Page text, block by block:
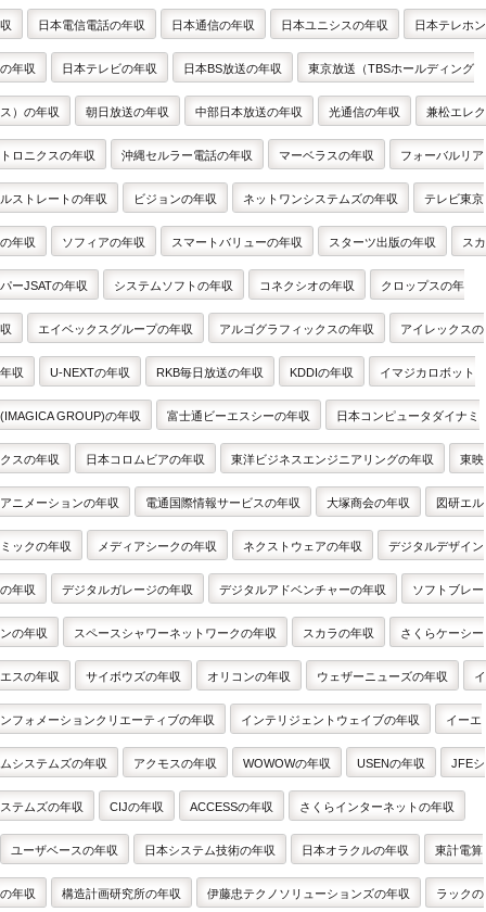
収 日本電信電話の年収 日本通信の年収 日本ユニシスの年収 日本テレホン
の年収 日本テレビの年収 日本BS放送の年収 東京放送（TBSホールディング
ス）の年収 朝日放送の年収 中部日本放送の年収 光通信の年収 兼松エレク
トロニクスの年収 沖縄セルラー電話の年収 マーベラスの年収 フォーバルリア
ルストレートの年収 ビジョンの年収 ネットワンシステムズの年収 テレビ東京
の年収 ソフィアの年収 スマートバリューの年収 スターツ出版の年収 スカ
パーJSATの年収 システムソフトの年収 コネクシオの年収 クロップスの年
収 エイベックスグループの年収 アルゴグラフィックスの年収 アイレックスの
年収 U-NEXTの年収 RKB毎日放送の年収 KDDIの年収 イマジカロボット
(IMAGICA GROUP)の年収 富士通ビーエスシーの年収 日本コンピュータダイナミ
クスの年収 日本コロムビアの年収 東洋ビジネスエンジニアリングの年収 東映
アニメーションの年収 電通国際情報サービスの年収 大塚商会の年収 図研エル
ミックの年収 メディアシークの年収 ネクストウェアの年収 デジタルデザイン
の年収 デジタルガレージの年収 デジタルアドベンチャーの年収 ソフトブレー
ンの年収 スペースシャワーネットワークの年収 スカラの年収 さくらケーシー
エスの年収 サイボウズの年収 オリコンの年収 ウェザーニューズの年収 イ
ンフォメーションクリエーティブの年収 インテリジェントウェイブの年収 イーエ
ムシステムズの年収 アクモスの年収 WOWOWの年収 USENの年収 JFEシ
ステムズの年収 CIJの年収 ACCESSの年収 さくらインターネットの年収
ユーザベースの年収 日本システム技術の年収 日本オラクルの年収 東計電算
の年収 構造計画研究所の年収 伊藤忠テクノソリューションズの年収 ラックの